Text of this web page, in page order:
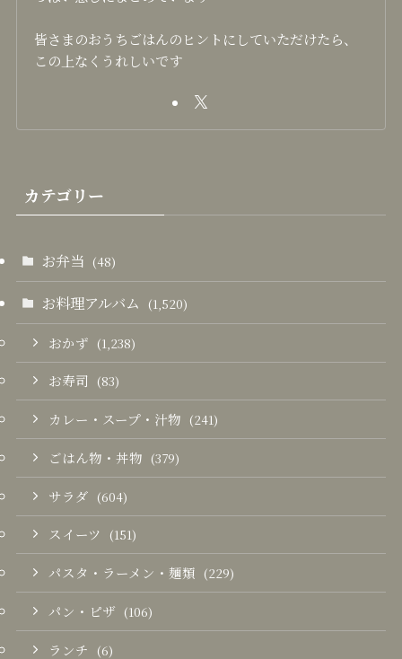
皆さまのおうちごはんのヒントにしていただけたら、
この上なくうれしいです
カテゴリー
お弁当 (48)
お料理アルバム (1,520)
おかず (1,238)
お寿司 (83)
カレー・スープ・汁物 (241)
ごはん物・丼物 (379)
サラダ (604)
スイーツ (151)
パスタ・ラーメン・麺類 (229)
パン・ピザ (106)
ランチ (6)